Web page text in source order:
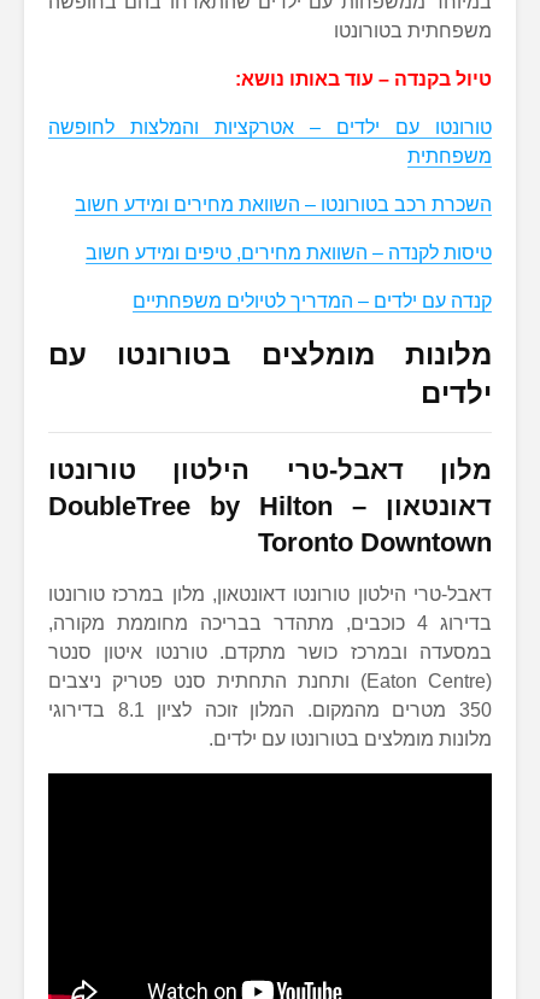
משפחתית בטורונטו
טיול בקנדה – עוד באותו נושא:
טורונטו עם ילדים – אטרקציות והמלצות לחופשה
משפחתית
השכרת רכב בטורונטו – השוואת מחירים ומידע חשוב
טיסות לקנדה – השוואת מחירים, טיפים ומידע חשוב
קנדה עם ילדים – המדריך לטיולים משפחתיים
מלונות מומלצים בטורונטו עם
ילדים
מלון דאבל-טרי הילטון טורונטו
דאונטאון
–
DoubleTree by Hilton
Toronto Downtown
דאבל-טרי הילטון טורונטו דאונטאון, מלון במרכז טורונטו
בדירוג 4 כוכבים, מתהדר בבריכה מחוממת מקורה,
במסעדה ובמרכז כושר מתקדם. טורנטו איטון סנטר
(Eaton Centre) ותחנת התחתית סנט פטריק ניצבים
350 מטרים מהמקום. המלון זוכה לציון 8.1 בדירוגי
מלונות מומלצים בטורונטו עם ילדים.